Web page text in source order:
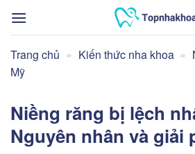
qua
dung
Trang chủ » Kiến thức nha khoa »
Mỹ
Niềng răng bị lệch
Nguyên nhân và giải